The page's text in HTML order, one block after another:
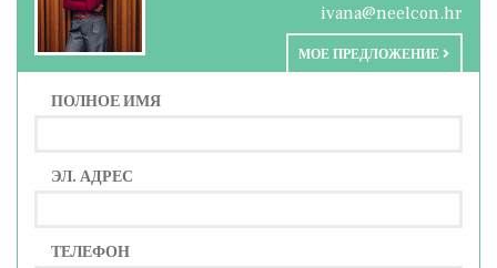
ivana@neelcon.hr
МОЕ ПРЕДЛОЖЕНИЕ
ПОЛНОЕ ИМЯ
ЭЛ. АДРЕС
ТЕЛЕФОН